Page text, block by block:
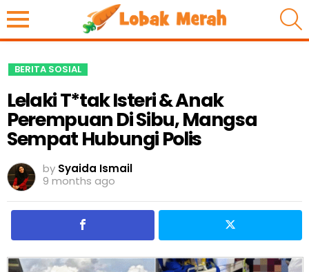
BERITA SOSIAL
Lelaki T*tak Isteri & Anak
Perempuan Di Sibu, Mangsa
Sempat Hubungi Polis
by Syaida Ismail
9 months ago